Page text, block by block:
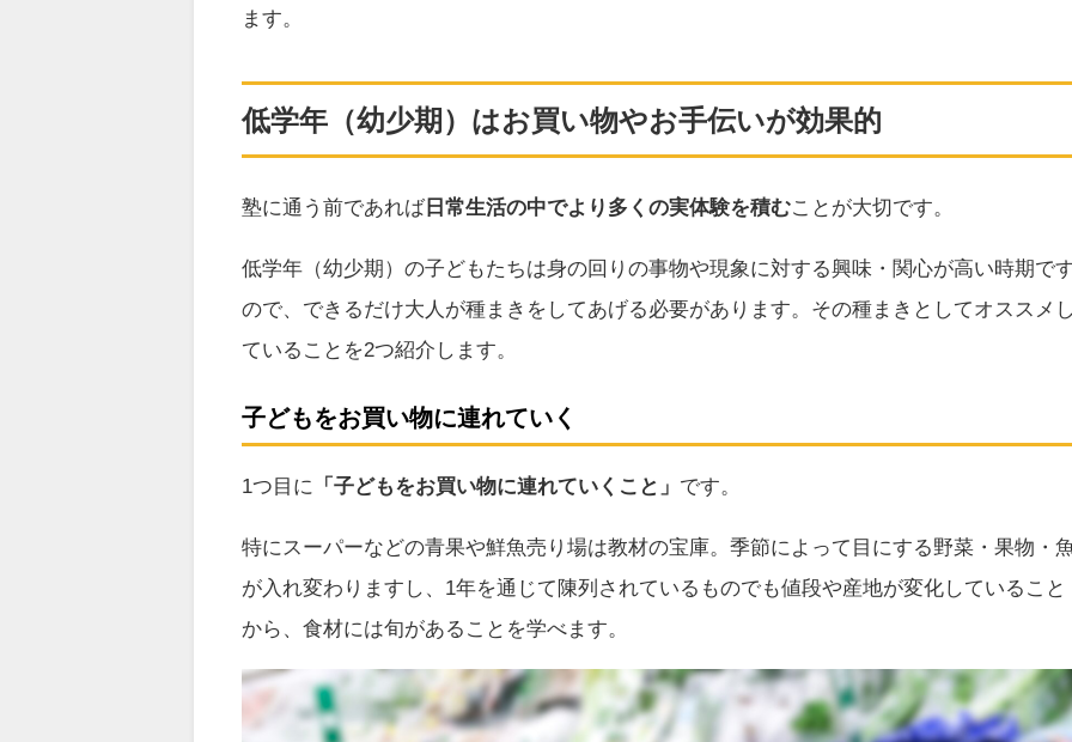
ます。
低学年（幼少期）はお買い物やお手伝いが効果的
塾に通う前であれば日常生活の中でより多くの実体験を積む ことが大切です。
低学年（幼少期）の子どもたちは身の回りの事物や現象に対する興味・関心が高い時期で
ので、できるだけ大人が種まきをしてあげる必要があります。その種まきとしてオススメ
ていることを2つ紹介します。
子どもをお買い物に連れていく
1つ目に 「子どもをお買い物に連れていくこと」 です。
特にスーパーなどの青果や鮮魚売り場は教材の宝庫。季節によって目にする野菜・果物・
が入れ変わりますし、1年を通じて陳列されているものでも値段や産地が変化していること
から、食材には旬があることを学べます。